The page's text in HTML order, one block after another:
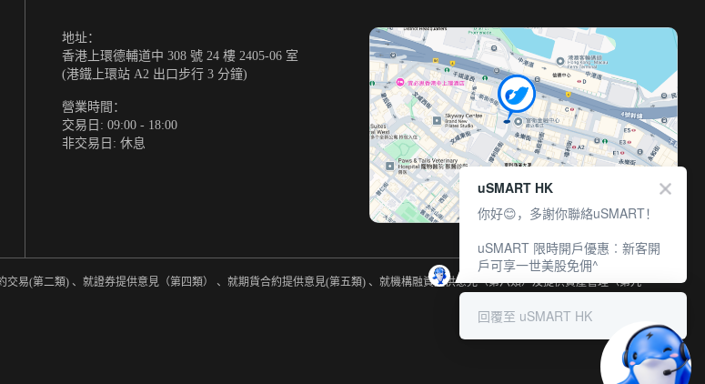
地址：
香港上環德輔道中 308 號 24 樓 2405-06 室
(港鐵上環站 A2 出口步行 3 分鐘)
營業時間：
交易日: 09:00 - 18:00
非交易日: 休息
易(第二類) 、就證券提供意見（第四類） 、就期貨合約提供意見(第五類) 、就機構融資提供意見（第六類）及提供資產管理（第九
uSMART HK
你好😊，多謝你聯絡uSMART！
uSMART 限時開戶優惠︰新客開
戶可享一世美股免佣^
回覆至 uSMART HK